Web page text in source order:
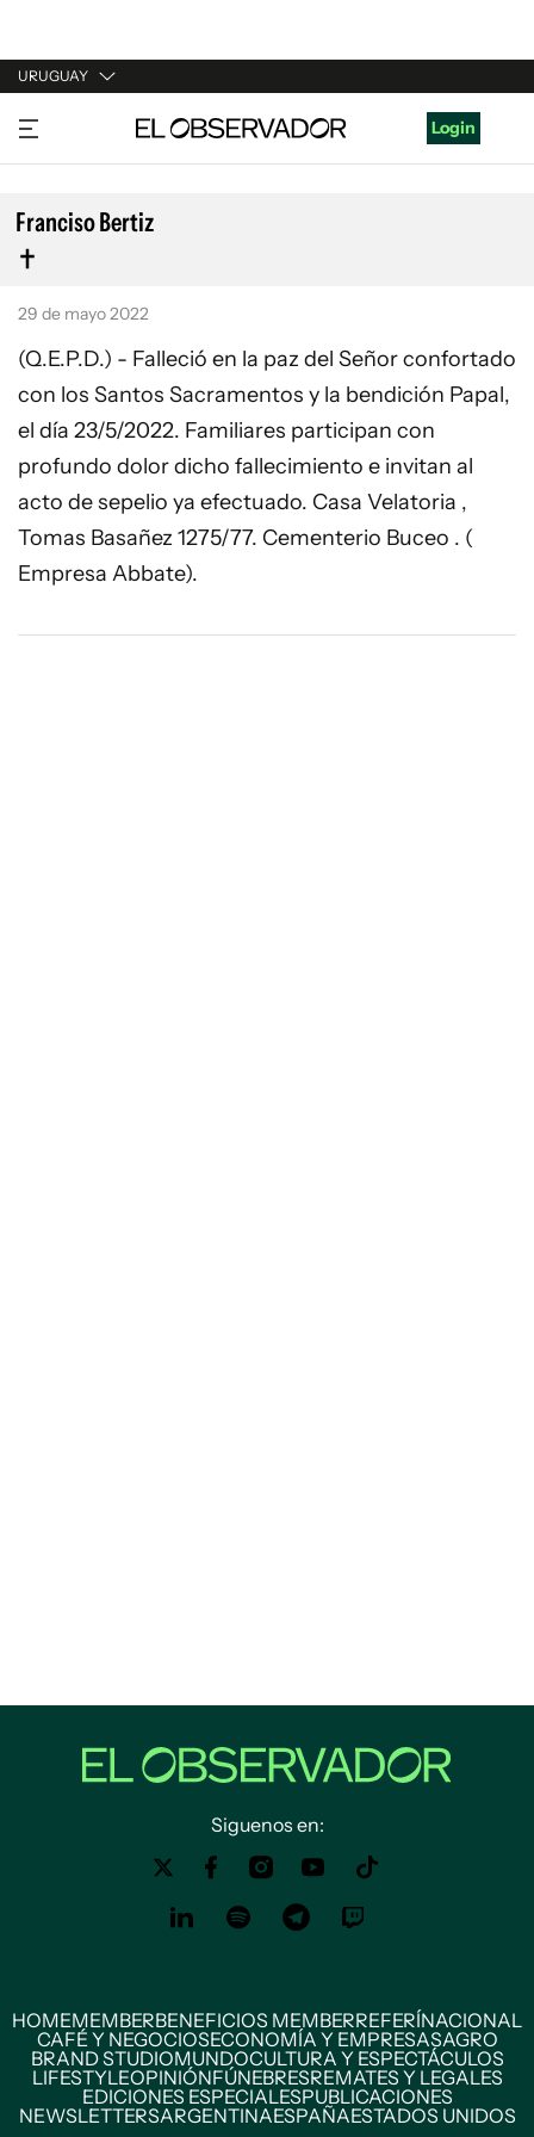
URUGUAY
URUGUAY
ARGENTINA
ESPAÑA
ESTADOS UNIDOS
Login
Franciso Bertiz
29 de mayo 2022
(Q.E.P.D.) - Falleció en la paz del Señor confortado
con los Santos Sacramentos y la bendición Papal,
el día 23/5/2022. Familiares participan con
profundo dolor dicho fallecimiento e invitan al
acto de sepelio ya efectuado. Casa Velatoria ,
Tomas Basañez 1275/77. Cementerio Buceo . (
Empresa Abbate).
Siguenos en:
HOMEMEMBERBENEFICIOS MEMBERREFERÍNACIONAL
CAFÉ Y NEGOCIOSECONOMÍA Y EMPRESASAGRO
BRAND STUDIOMUNDOCULTURA Y ESPECTÁCULOS
LIFESTYLEOPINIÓNFÚNEBRESREMATES Y LEGALES
EDICIONES ESPECIALESPUBLICACIONES
NEWSLETTERSARGENTINAESPAÑAESTADOS UNIDOS